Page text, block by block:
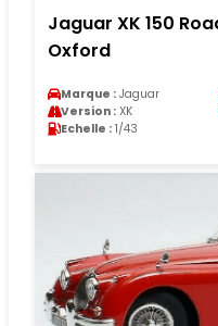
Jaguar XK 150
Oxford
Marque : Jaguar
Version : XK
Echelle : 1/43